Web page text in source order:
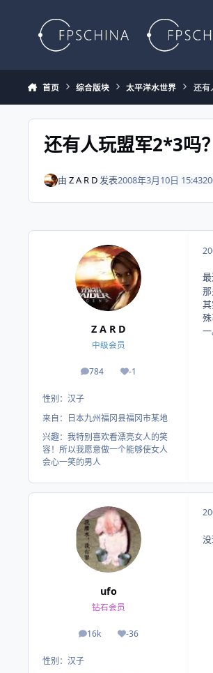
首页 综合版块 太平洋水世界 还有
还有人玩盟军2*3吗？
由 Z A R D发表2008年3月10日 15:43
Z A R D
中级会员
784
帖子 -1
荣誉积分
性别： 汉子
来自： 日本九州福冈县福冈市某地
兴趣： 我特别喜欢看漂亮女人的笑
容！所以我愿意做一个能够使女人
会心一笑的男人
ufo
钻石会员
16k
帖子 -36
荣誉积分
性别： 汉子